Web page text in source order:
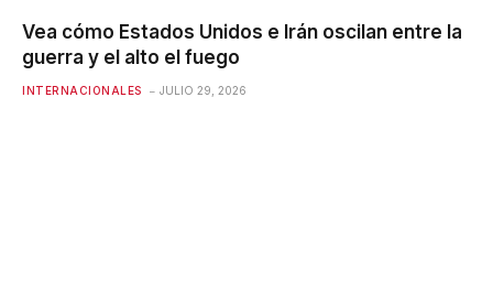
Vea cómo Estados Unidos e Irán oscilan entre la
guerra y el alto el fuego
INTERNACIONALES JULIO 29, 2026